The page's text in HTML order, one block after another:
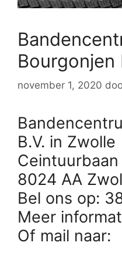
Bourgonjen
november 1, 2020
B.V. in Zwolle
Ceintuurbaan
8024 AA
Bel ons op:
Meer
Of mail naar: